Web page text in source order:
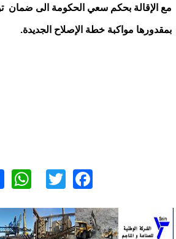
مع الإقالة بحكم سعي الحكومة الى ضمان
بمقدورها مواكبة خطة الإصلاح الجديدة.